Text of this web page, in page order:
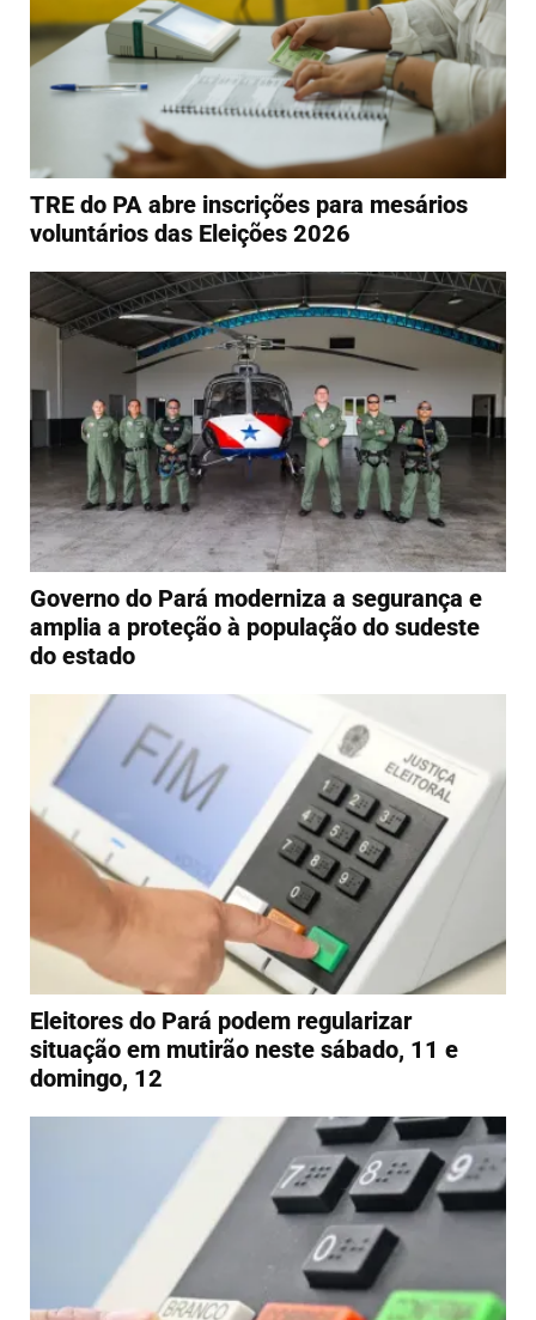
TRE do PA abre inscrições para mesários
voluntários das Eleições 2026
Governo do Pará moderniza a segurança e
amplia a proteção à população do sudeste
do estado
Eleitores do Pará podem regularizar
situação em mutirão neste sábado, 11 e
domingo, 12